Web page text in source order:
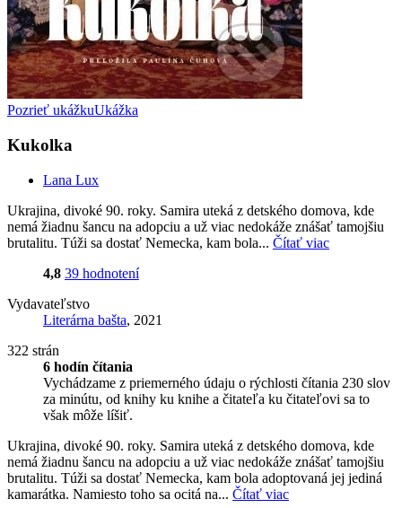
Pozrieť ukážkuUkážka
Kukolka
Lana Lux
Ukrajina, divoké 90. roky. Samira uteká z detského domova, kde
nemá žiadnu šancu na adopciu a už viac nedokáže znášať tamojšiu
brutalitu. Túži sa dostať Nemecka, kam bola... Čítať viac
4,8 39 hodnotení
Vydavateľstvo
Literárna bašta, 2021
322 strán
6 hodín čítania
Vychádzame z priemerného údaju o rýchlosti čítania 230 slov
za minútu, od knihy ku knihe a čitateľa ku čitateľovi sa to
však môže líšiť.
Ukrajina, divoké 90. roky. Samira uteká z detského domova, kde
nemá žiadnu šancu na adopciu a už viac nedokáže znášať tamojšiu
brutalitu. Túži sa dostať Nemecka, kam bola adoptovaná jej jediná
kamarátka. Namiesto toho sa ocitá na... Čítať viac